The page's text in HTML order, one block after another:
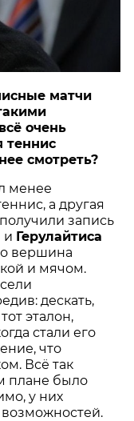
матчи
очень
теннис
смотреть?
менее
а другая
запись
и Герулайтиса
вершина
и мячом.
сели
дескать,
эталон,
стали его
что
Всё так
плане было
у них